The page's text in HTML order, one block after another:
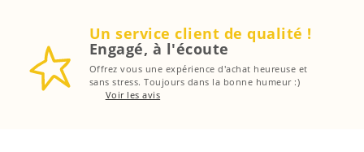
Un service client de qualité !
Engagé, à l'écoute
Offrez vous une expérience d'achat heureuse et
sans stress. Toujours dans la bonne humeur :)
Voir les avis